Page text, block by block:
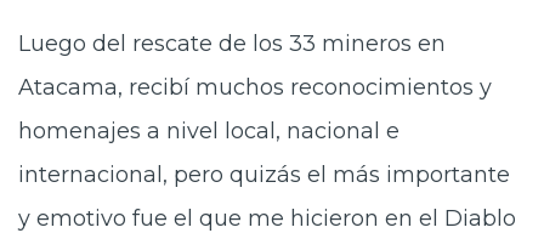
Luego del rescate de los 33 mineros en
Atacama, recibí muchos reconocimientos y
homenajes a nivel local, nacional e
internacional, pero quizás el más importante
y emotivo fue el que me hicieron en el Diablo